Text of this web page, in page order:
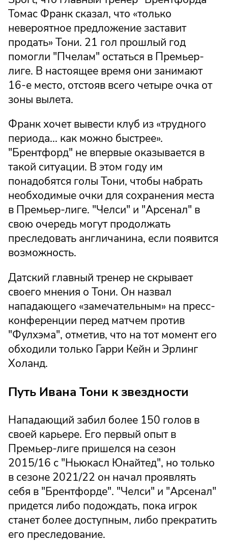
Томас Франк сказал, что «только
невероятное предложение заставит
продать» Тони. 21 гол прошлый год
помогли "Пчелам" остаться в Премьер-
лиге. В настоящее время они занимают
16-е место, отстояв всего четыре очка от
зоны вылета.
Франк хочет вывести клуб из «трудного
периода... как можно быстрее».
"Брентфорд" не впервые оказывается в
такой ситуации. В этом году им
понадобятся голы Тони, чтобы набрать
необходимые очки для сохранения места
в Премьер-лиге. "Челси" и "Арсенал" в
свою очередь могут продолжать
преследовать англичанина, если появится
возможность.
Датский главный тренер не скрывает
своего мнения о Тони. Он назвал
нападающего «замечательным» на пресс-
конференции перед матчем против
"Фулхэма", отметив, что на тот момент его
обходили только Гарри Кейн и Эрлинг
Холанд.
Путь Ивана Тони к звездности
Нападающий забил более 150 голов в
своей карьере. Его первый опыт в
Премьер-лиге пришелся на сезон
2015/16 с "Ньюкасл Юнайтед", но только
в сезоне 2021/22 он начал проявлять
себя в "Брентфорде". "Челси" и "Арсенал"
придется либо подождать, пока игрок
станет более доступным, либо прекратить
его преследование.